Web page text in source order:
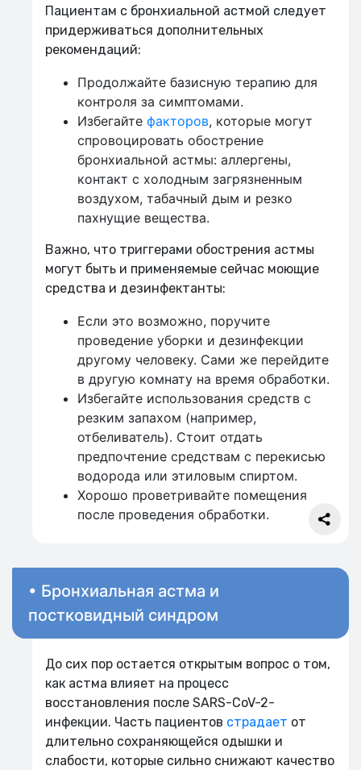
Пациентам с бронхиальной астмой следует
придерживаться дополнительных
рекомендаций:
Продолжайте базисную терапию для
контроля за симптомами.
Избегайте факторов, которые могут
спровоцировать обострение
бронхиальной астмы: аллергены,
контакт с холодным загрязненным
воздухом, табачный дым и резко
пахнущие вещества.
Важно, что триггерами обострения астмы
могут быть и применяемые сейчас моющие
средства и дезинфектанты:
Если это возможно, поручите
проведение уборки и дезинфекции
другому человеку. Сами же перейдите
в другую комнату на время обработки.
Избегайте использования средств с
резким запахом (например,
отбеливатель). Стоит отдать
предпочтение средствам с перекисью
водорода или этиловым спиртом.
Хорошо проветривайте помещения
после проведения обработки.
• Бронхиальная астма и
постковидный синдром
До сих пор остается открытым вопрос о том,
как астма влияет на процесс
восстановления после SARS-CoV-2-
инфекции. Часть пациентов страдает от
длительно сохраняющейся одышки и
слабости, которые сильно снижают качество